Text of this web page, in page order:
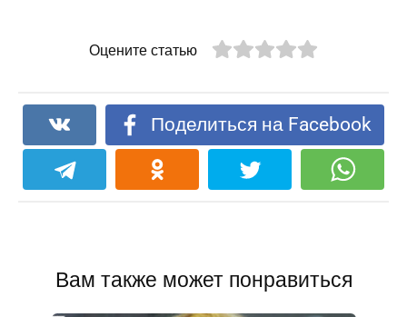
Оцените статью
Поделиться на Facebook
Вам также может понравиться